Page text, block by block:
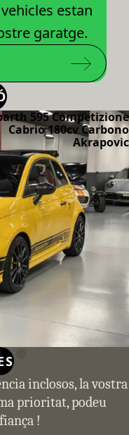
estan
garatge.
595 Competizione
Cabrio 180cv Carbono
Akrapovic
inclosos, la vostra
prioritat, podeu
!